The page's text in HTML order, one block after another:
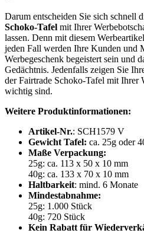
Darum entscheiden Sie sich schnell
Schoko-Tafel mit Ihrer
lassen. Denn mit diesem
jeden Fall werden Ihre Kunden und
Werbegeschenk begeistert sein und
Gedächtnis. Jedenfalls zeigen Sie
der Fairtrade Schoko-Tafel mit Ihrer
wichtig sind.
Weitere Produktinformationen:
Artikel-Nr.: SCH1579 V
Gewicht Tafel: ca. 25g oder
Maße Verpackung:
25g: ca. 113 x 50 x 10 mm
40g: ca. 133 x 70 x 10 mm
Haltbarkeit: mind. 6 Monate
Mindestabnahme:
25g: 1.000 Stück
40g: 720 Stück
Kein Rabatt für